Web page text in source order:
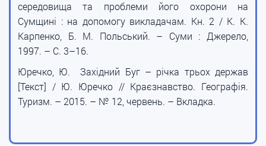
середовища та проблеми його охорони на
Сумщині : на допомогу викладачам. Кн. 2 / К. К.
Карпенко, Б. М. Польський. – Суми : Джерело,
1997. – С. 3–16.
Юречко, Ю. Західний Буг – річка трьох держав
[Текст] / Ю. Юречко // Краєзнавство. Географія.
Туризм. – 2015. – № 12, червень. – Вкладка.